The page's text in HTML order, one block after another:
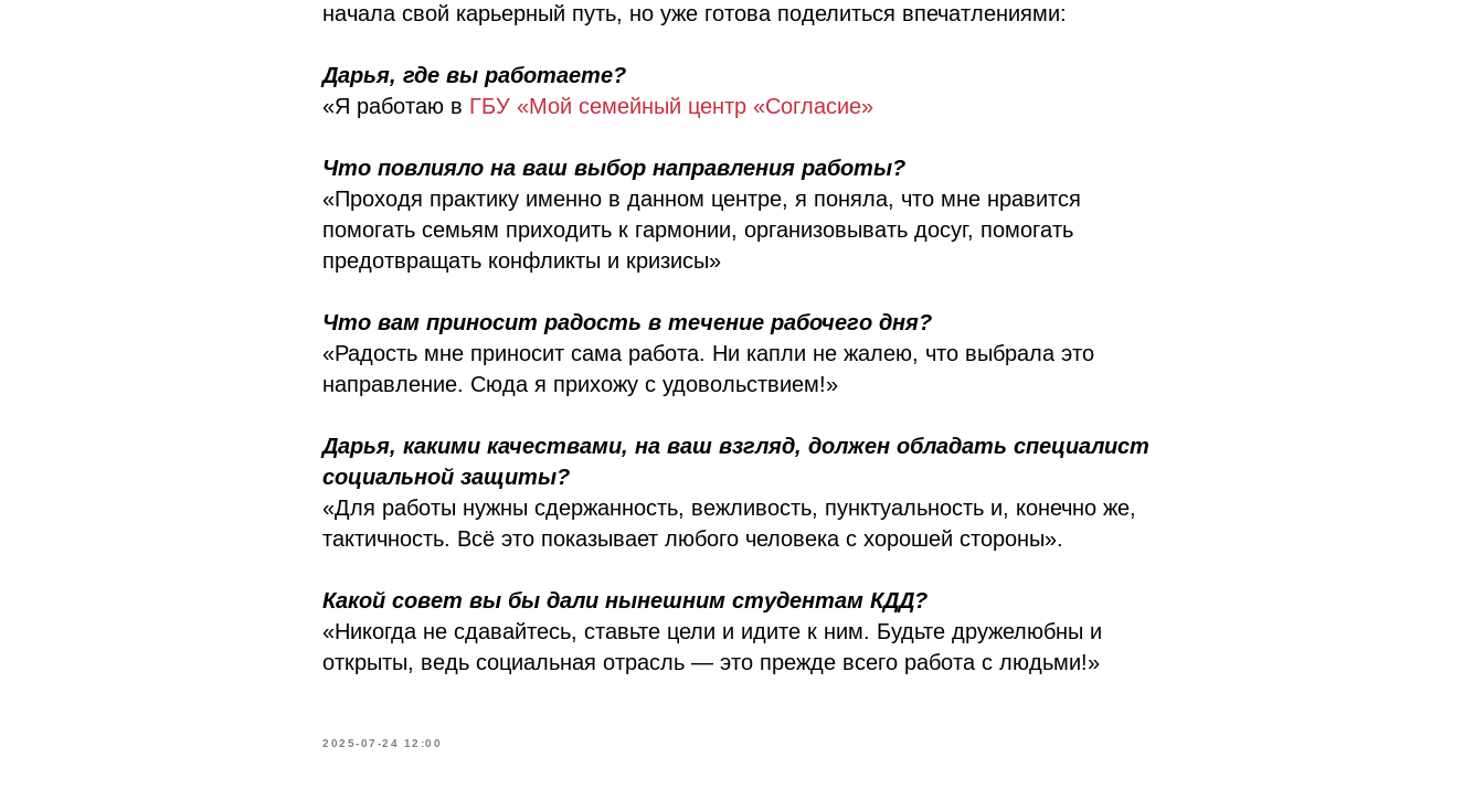
начала свой карьерный путь, но уже готова поделиться впечатлениями:
Дарья, где вы работаете?
«Я работаю в ГБУ «Мой семейный центр «Согласие»
Что повлияло на ваш выбор направления работы?
«Проходя практику именно в данном центре, я поняла, что мне нравится
помогать семьям приходить к гармонии, организовывать досуг, помогать
предотвращать конфликты и кризисы»
Что вам приносит радость в течение рабочего дня?
«Радость мне приносит сама работа. Ни капли не жалею, что выбрала это
направление. Сюда я прихожу с удовольствием!»
Дарья, какими качествами, на ваш взгляд, должен обладать специалист
социальной защиты?
«Для работы нужны сдержанность, вежливость, пунктуальность и, конечно же,
тактичность. Всё это показывает любого человека с хорошей стороны».
Какой совет вы бы дали нынешним студентам КДД?
«Никогда не сдавайтесь, ставьте цели и идите к ним. Будьте дружелюбны и
открыты, ведь социальная отрасль — это прежде всего работа с людьми!»
2025-07-24 12:00